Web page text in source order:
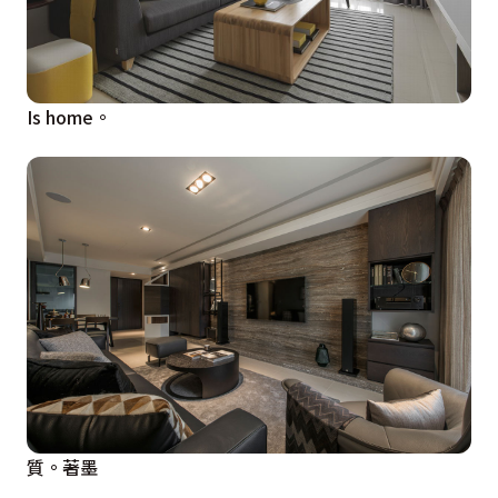
Is home。
質。著墨